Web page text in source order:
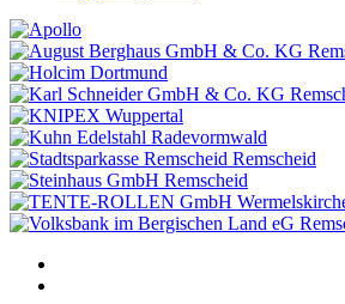
Dortmund
Wuppertal
Radevormwald
Remscheid
Remscheid